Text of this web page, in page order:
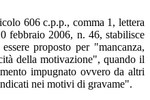
606 c.p.p., comma 1, lettera
febbraio 2006, n. 46, stabilisce
proposto per "mancanza,
della motivazione", quando il
impugnato ovvero da altri
nei motivi di gravame".